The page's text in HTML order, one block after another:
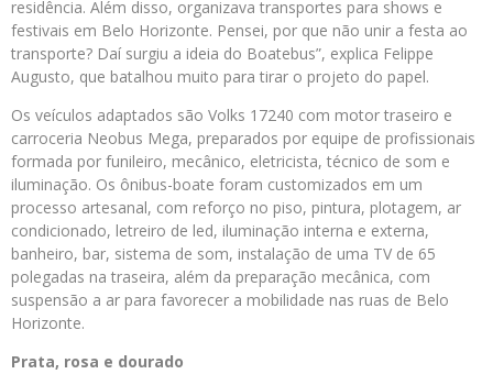
residência. Além disso, organizava transportes para shows e
festivais em Belo Horizonte. Pensei, por que não unir a festa ao
transporte? Daí surgiu a ideia do Boatebus”, explica Felippe
Augusto, que batalhou muito para tirar o projeto do papel.
Os veículos adaptados são Volks 17240 com motor traseiro e
carroceria Neobus Mega, preparados por equipe de profissionais
formada por funileiro, mecânico, eletricista, técnico de som e
iluminação. Os ônibus-boate foram customizados em um
processo artesanal, com reforço no piso, pintura, plotagem, ar
condicionado, letreiro de led, iluminação interna e externa,
banheiro, bar, sistema de som, instalação de uma TV de 65
polegadas na traseira, além da preparação mecânica, com
suspensão a ar para favorecer a mobilidade nas ruas de Belo
Horizonte.
Prata, rosa e dourado